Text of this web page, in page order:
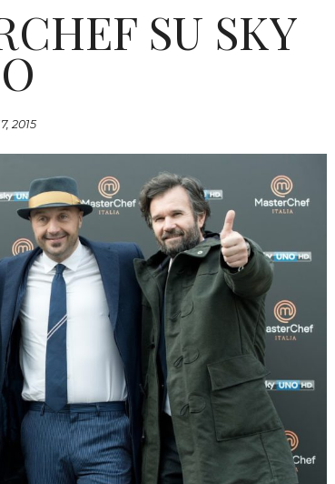
SU SKY
2015